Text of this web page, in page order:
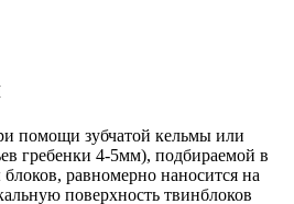
помощи зубчатой кельмы или
гребенки 4-5мм), подбираемой в
равномерно наносится на
поверхность твинблоков